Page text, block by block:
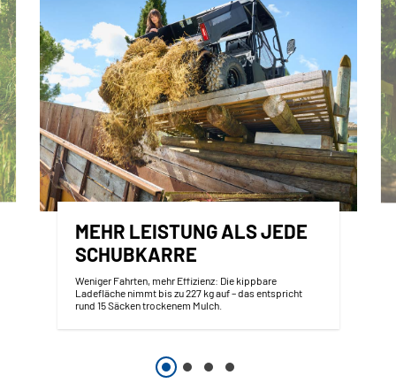
MEHR LEISTUNG ALS JEDE
SCHUBKARRE
Weniger Fahrten, mehr Effizienz: Die kippbare
Ladefläche nimmt bis zu 227 kg auf – das entspricht
rund 15 Säcken trockenem Mulch.